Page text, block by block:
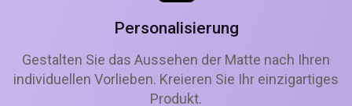
Personalisierung
Gestalten Sie das Aussehen der Matte nach Ihren
individuellen Vorlieben. Kreieren Sie Ihr einzigartiges
Produkt.